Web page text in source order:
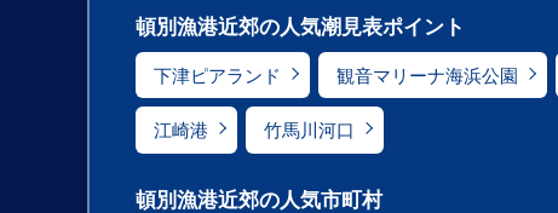
頓別漁港近郊の人気潮見表ポイント
下津ピアランド 観音マリーナ海浜公園
江崎港 竹馬川河口
頓別漁港近郊の人気市町村